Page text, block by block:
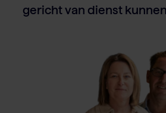
gericht van dienst